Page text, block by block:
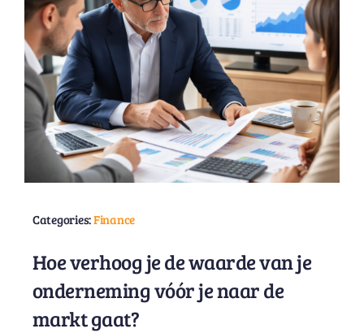
Categories:Finance
Hoe verhoog je de waarde van je
onderneming vóór je naar de
markt gaat?